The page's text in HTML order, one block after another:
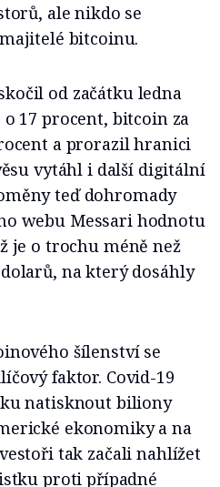
ale nikdo se
bitcoinu.
od začátku ledna
o 17 procent, bitcoin za
a prorazil hranici
vytáhl i další digitální
teď dohromady
webu Messari hodnotu
je o trochu méně než
na který dosáhly
šílenství se
faktor. Covid-19
natisknout biliony
ekonomiky a na
tak začali nahlížet
proti případné